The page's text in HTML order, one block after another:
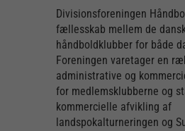
Divisionsforeningen
fællesskab mellem de
håndboldklubber for både
Foreningen varetager en
administrative og
for medlemsklubberne og
kommercielle afvikling af
landspokalturneringen og